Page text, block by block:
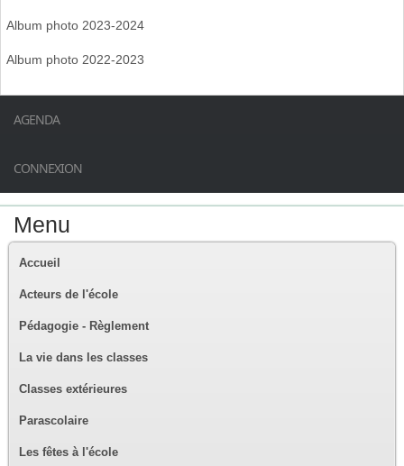
Album photo 2023-2024
Album photo 2022-2023
AGENDA
CONNEXION
Menu
Accueil
Acteurs de l'école
Pédagogie - Règlement
La vie dans les classes
Classes extérieures
Parascolaire
Les fêtes à l'école